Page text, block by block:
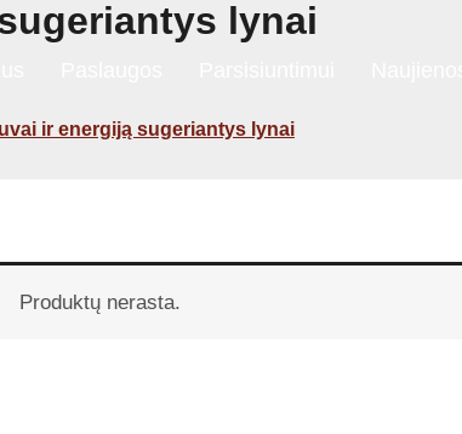
lynai
ir energiją sugeriantys lynai
Produktų nerasta.